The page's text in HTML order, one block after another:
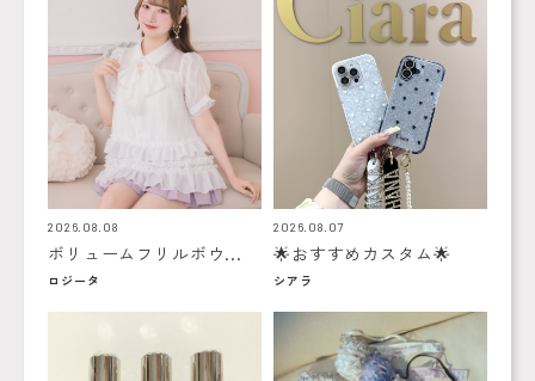
2026.08.08
ボリュームフリルボウ...
ロジータ
2026.08.07
🌟おすすめカスタム🌟
シアラ